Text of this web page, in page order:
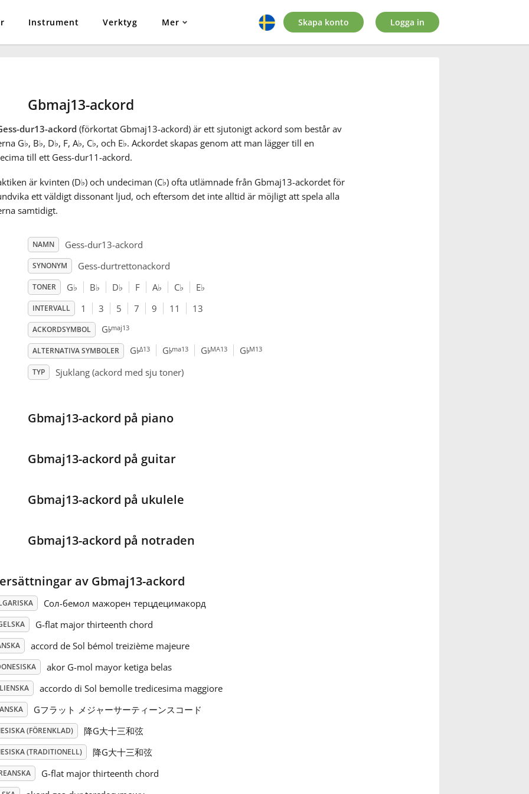
Instrument Verktyg Mer Skapa konto Logga in
Gbmaj13-ackord
dur13-ackord (förkortat Gbmaj13-ackord) är ett sjutonigt ackord som består av
G♭, B♭, D♭, F, A♭, C♭, och E♭. Ackordet skapas genom att man lägger till en
till ett Gess-dur11-ackord.
är kvinten (D♭) och undeciman (C♭) ofta utlämnade från Gbmaj13-ackordet för
ett väldigt dissonant ljud, och eftersom det inte alltid är möjligt att spela alla
samtidigt.
NAMN Gess-dur13-ackord
SYNONYM Gess-durtrettonackord
TONER G♭ B♭ D♭ F A♭ C♭ E♭
INTERVALL 1 3 5 7 9 11 13
ACKORDSYMBOL G♭maj13
ALTERNATIVA SYMBOLER G♭Δ13 G♭ma13 G♭MA13 G♭M13
TYP Sjuklang (ackord med sju toner)
Gbmaj13-ackord på piano
Gbmaj13-ackord på guitar
Gbmaj13-ackord på ukulele
Gbmaj13-ackord på notraden
av Gbmaj13-ackord
Сол-бемол мажорен терцдецимакорд
G-flat major thirteenth chord
accord de Sol bémol treizième majeure
akor G-mol mayor ketiga belas
accordo di Sol bemolle tredicesima maggiore
Gフラット メジャーサーティーンスコード
(FÖRENKLAD) 降G大十三和弦
(TRADITIONELL) 降G大十三和弦
G-flat major thirteenth chord